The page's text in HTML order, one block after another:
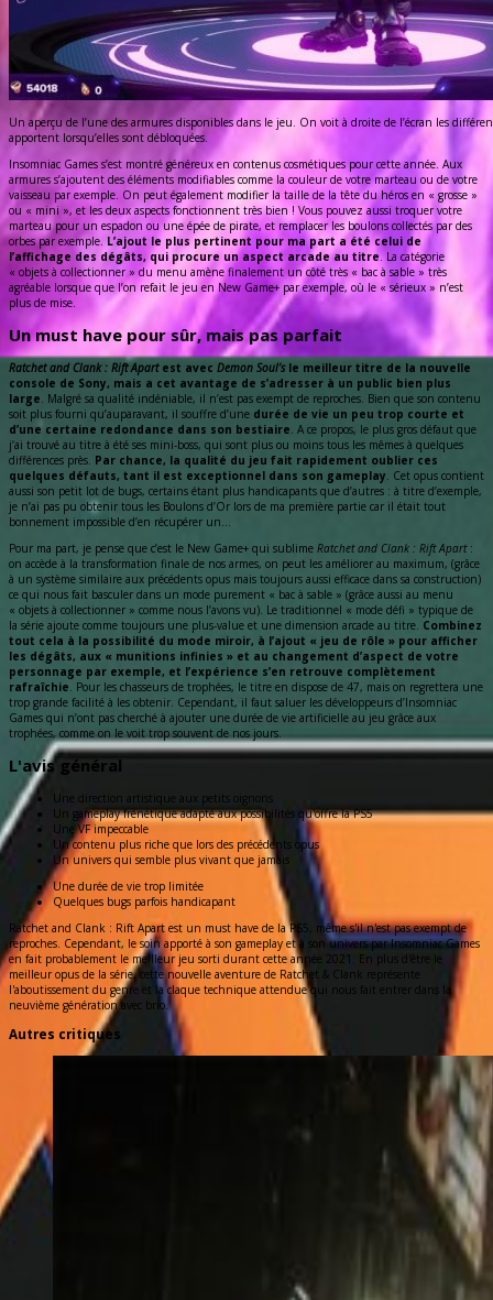
Un aperçu de l’une des armures disponibles dans le jeu. On voit à droite de l’écran les
apportent lorsqu’elles sont débloquées.
Insomniac Games s’est montré généreux en contenus cosmétiques pour cette année. Aux
armures s’ajoutent des éléments modifiables comme la couleur de votre marteau ou de votre
vaisseau par exemple. On peut également modifier la taille de la tête du héros en « grosse »
ou « mini », et les deux aspects fonctionnent très bien ! Vous pouvez aussi troquer votre
marteau pour un espadon ou une épée de pirate, et remplacer les boulons collectés par des
orbes par exemple. L’ajout le plus pertinent pour ma part a été celui de
l’affichage des dégâts, qui procure un aspect arcade au titre. La catégorie
« objets à collectionner » du menu amène finalement un côté très « bac à sable » très
agréable lorsque que l’on refait le jeu en New Game+ par exemple, où le « sérieux » n’est
plus de mise.
Un must have pour sûr, mais pas parfait
Ratchet and Clank : Rift Apartest avec Demon Soul’sle meilleur titre de la nouvelle
console de Sony, mais a cet avantage de s’adresser à un public bien plus
large. Malgré sa qualité indéniable, il n’est pas exempt de reproches. Bien que son contenu
soit plus fourni qu’auparavant, il souffre d’une durée de vie un peu trop courte et
d’une certaine redondance dans son bestiaire. A ce propos, le plus gros défaut que
j’ai trouvé au titre à été ses mini-boss, qui sont plus ou moins tous les mêmes à quelques
différences près. Par chance, la qualité du jeu fait rapidement oublier ces
quelques défauts, tant il est exceptionnel dans son gameplay. Cet opus contient
aussi son petit lot de bugs, certains étant plus handicapants que d’autres : à titre d’exemple,
je n’ai pas pu obtenir tous les Boulons d’Or lors de ma première partie car il était tout
bonnement impossible d’en récupérer un…
Pour ma part, je pense que c’est le New Game+ qui sublime Ratchet and Clank : Rift Apart:
on accède à la transformation finale de nos armes, on peut les améliorer au maximum, (grâce
à un système similaire aux précédents opus mais toujours aussi efficace dans sa construction)
ce qui nous fait basculer dans un mode purement « bac à sable » (grâce aussi au menu
« objets à collectionner » comme nous l’avons vu). Le traditionnel « mode défi » typique de
la série ajoute comme toujours une plus-value et une dimension arcade au titre. Combinez
tout cela à la possibilité du mode miroir, à l’ajout « jeu de rôle » pour afficher
les dégâts, aux « munitions infinies » et au changement d’aspect de votre
personnage par exemple, et l’expérience s’en retrouve complètement
rafraîchie. Pour les chasseurs de trophées, le titre en dispose de 47, mais on regrettera une
trop grande facilité à les obtenir. Cependant, il faut saluer les développeurs d’Insomniac
Games qui n’ont pas cherché à ajouter une durée de vie artificielle au jeu grâce aux
trophées, comme on le voit trop souvent de nos jours.
L'avis général
Une direction artistique aux petits oignons
Un gameplay frénétique adapté aux possibilités qu'offre la PS5
Une VF impeccable
Un contenu plus riche que lors des précédents opus
Un univers qui semble plus vivant que jamais
Une durée de vie trop limitée
Quelques bugs parfois handicapant
Ratchet and Clank : Rift Apart est un must have de la PS5, même s'il n'est pas exempt de
reproches. Cependant, le soin apporté à son gameplay et à son univers par Insomniac Games
en fait probablement le meilleur jeu sorti durant cette année 2021. En plus d'être le
meilleur opus de la série, cette nouvelle aventure de Ratchet & Clank représente
l'aboutissement du genre et la claque technique attendue qui nous fait entrer dans la
neuvième génération avec brio.
Autres critiques